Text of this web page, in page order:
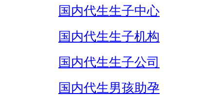
国内代生生子中心
国内代生生子机构
国内代生生子公司
国内代生男孩助孕